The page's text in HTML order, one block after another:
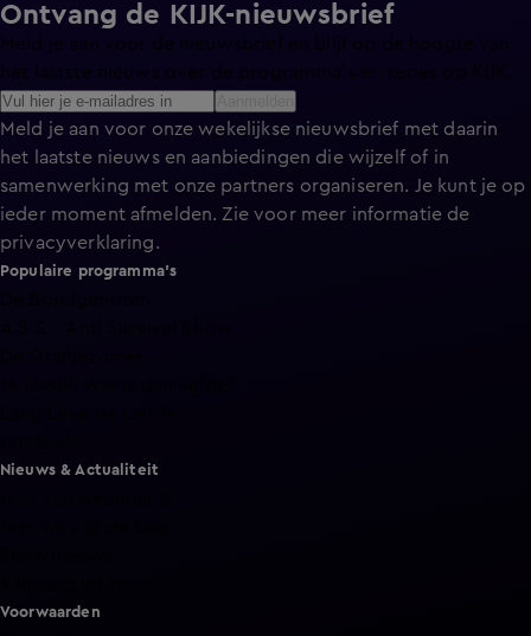
Ontvang de KIJK-nieuwsbrief
Meld je aan voor de nieuwsbrief en blijf op de hoogte van
Meld je aan voor onze wekelijkse nieuwsbrief met daarin
het laatste nieuws en aanbiedingen die wijzelf of in
samenwerking met onze partners organiseren. Je kunt je op
ieder moment afmelden. Zie voor meer informatie de
privacyverklaring.
Populaire programma's
Nieuws & Actualiteit
Voorwaarden